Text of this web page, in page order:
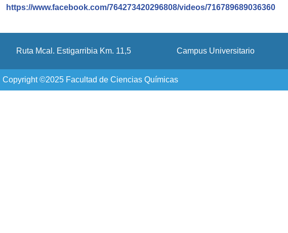
https://www.facebook.com/764273420296808/videos/716789689036360
Ruta Mcal. Estigarribia Km. 11,5 Campus Universitario
Copyright ©2025 Facultad de Ciencias Químicas